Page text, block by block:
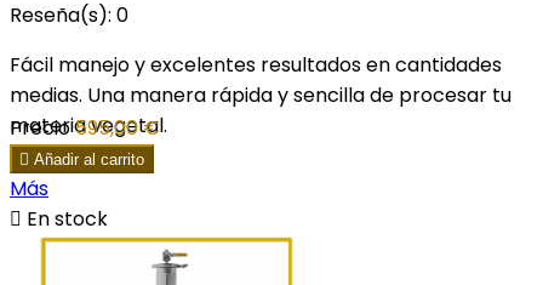
Reseña(s): 0
Fácil manejo y excelentes resultados en cantidades
medias. Una manera rápida y sencilla de procesar tu
materia vegetal.
Precio595,00 €
 Añadir al carrito
Más
 En stock